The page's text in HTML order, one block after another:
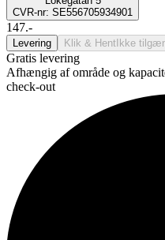
CVR-nr: SE556705934901
147.-
Levering Klik & Hent Ikke
Gratis levering
Afhængig af område og
check-out